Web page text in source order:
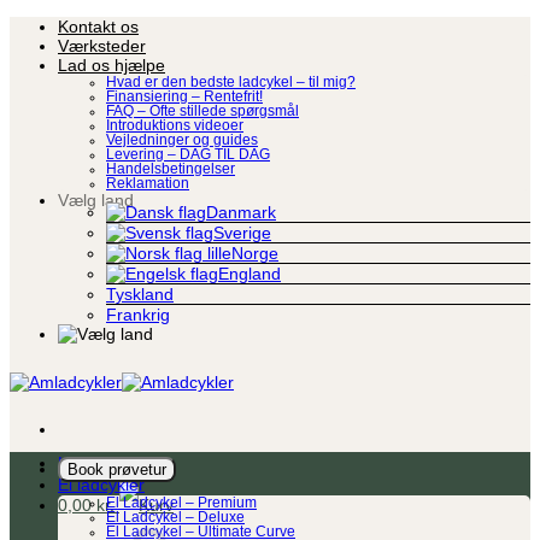
Fortsæt
indhold
Kontakt os
Værksteder
Lad os hjælpe
Hvad er den bedste ladcykel – til mig?
Finansiering – Rentefrit!
FAQ – Ofte stillede spørgsmål
Introduktions videoer
Vejledninger og guides
Levering – DAG TIL DAG
Handelsbetingelser
Reklamation
Vælg land
Danmark
Sverige
Norge
England
Tyskland
Frankrig
Book prøvetur
0,00kr.
Ladcykel
El ladcykler
El Ladcykel – Premium
El Ladcykel – Deluxe
El Ladcykel – Ultimate Curve